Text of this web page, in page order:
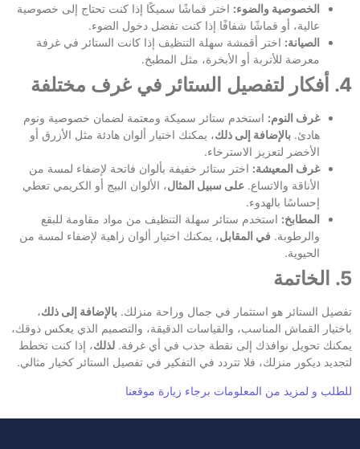
الخصوصية والضوء: اختر قماشًا سميكًا إذا كنت تحتاج إلى خصوصية
عالية، أو قماشًا شفافًا إذا كنت تفضل دخول الضوء.
الصيانة: اختر أقمشة سهلة التنظيف إذا كانت الستائر في غرفة
معرضة للأتربة أو الأبخرة، مثل المطبخ.
4. أفكار لتفصيل الستائر في غرف مختلفة
غرف النوم: استخدم ستائر سميكة ومعتمة لضمان خصوصية ونوم
هادئ. بالإضافة إلى ذلك، يمكنك اختيار ألوان هادئة مثل الأزرق أو
الأخضر لتعزيز الاسترخاء.
غرف المعيشة: اختر ستائر خفيفة بألوان فاتحة لإضفاء لمسة من
الأناقة والاتساع. على سبيل المثال، الألوان البيج أو الكريمي تعطي
إحساسًا بالهدوء.
المطابخ: استخدم ستائر سهلة التنظيف من مواد مقاومة للبقع
والرطوبة. في المقابل، يمكنك اختيار ألوان زاهية لإضفاء لمسة من
الحيوية.
5. الخاتمة
تفصيل الستائر هو استثمار في جمال وراحة منزلك. بالإضافة إلى ذلك،
باختيار القماش المناسب، والقياسات الدقيقة، والتصميم الذي يعكس ذوقك،
يمكنك تحويل نوافذك إلى نقطة جذب في أي غرفة. لذلك، إذا كنت تخطط
لتجديد ديكور منزلك، فلا تتردد في التفكير في تفصيل الستائر كخيار مثالي.
للطلب و لمزيد من المعلومات برجاء زيارة موقعنا